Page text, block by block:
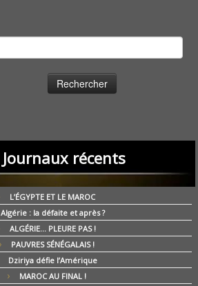
Journaux récents
L’ÉGYPTE ET LE MAROC
Algérie : la défaite et après ?
ALGÉRIE… PLEURE PAS !
PAUVRES SÉNÉGALAIS !
Dziriya défie l’Amérique
MAROC AU FINAL !